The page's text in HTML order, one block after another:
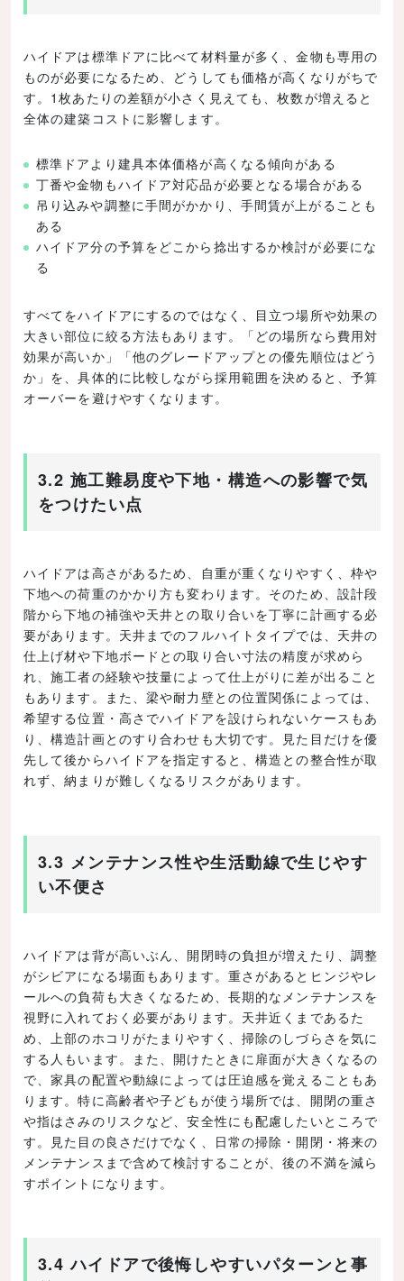
ハイドアは標準ドアに比べて材料量が多く、金物も専用の
ものが必要になるため、どうしても価格が高くなりがちで
す。1枚あたりの差額が小さく見えても、枚数が増えると
全体の建築コストに影響します。
標準ドアより建具本体価格が高くなる傾向がある
丁番や金物もハイドア対応品が必要となる場合がある
吊り込みや調整に手間がかかり、手間賃が上がることも
ある
ハイドア分の予算をどこから捻出するか検討が必要にな
る
すべてをハイドアにするのではなく、目立つ場所や効果の
大きい部位に絞る方法もあります。「どの場所なら費用対
効果が高いか」「他のグレードアップとの優先順位はどう
か」を、具体的に比較しながら採用範囲を決めると、予算
オーバーを避けやすくなります。
3.2 施工難易度や下地・構造への影響で気
をつけたい点
ハイドアは高さがあるため、自重が重くなりやすく、枠や
下地への荷重のかかり方も変わります。そのため、設計段
階から下地の補強や天井との取り合いを丁寧に計画する必
要があります。天井までのフルハイトタイプでは、天井の
仕上げ材や下地ボードとの取り合い寸法の精度が求めら
れ、施工者の経験や技量によって仕上がりに差が出ること
もあります。また、梁や耐力壁との位置関係によっては、
希望する位置・高さでハイドアを設けられないケースもあ
り、構造計画とのすり合わせも大切です。見た目だけを優
先して後からハイドアを指定すると、構造との整合性が取
れず、納まりが難しくなるリスクがあります。
3.3 メンテナンス性や生活動線で生じやす
い不便さ
ハイドアは背が高いぶん、開閉時の負担が増えたり、調整
がシビアになる場面もあります。重さがあるとヒンジやレ
ールへの負荷も大きくなるため、長期的なメンテナンスを
視野に入れておく必要があります。天井近くまであるた
め、上部のホコリがたまりやすく、掃除のしづらさを気に
する人もいます。また、開けたときに扉面が大きくなるの
で、家具の配置や動線によっては圧迫感を覚えることもあ
ります。特に高齢者や子どもが使う場所では、開閉の重さ
や指はさみのリスクなど、安全性にも配慮したいところで
す。見た目の良さだけでなく、日常の掃除・開閉・将来の
メンテナンスまで含めて検討することが、後の不満を減ら
すポイントになります。
3.4 ハイドアで後悔しやすいパターンと事